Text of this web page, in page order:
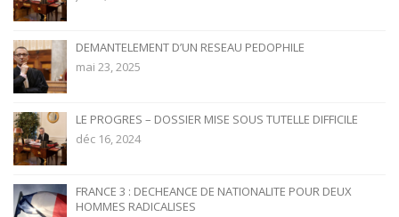
DEMANTELEMENT D’UN RESEAU PEDOPHILE
mai 23, 2025
LE PROGRES – DOSSIER MISE SOUS TUTELLE DIFFICILE
déc 16, 2024
FRANCE 3 : DECHEANCE DE NATIONALITE POUR DEUX
HOMMES RADICALISES